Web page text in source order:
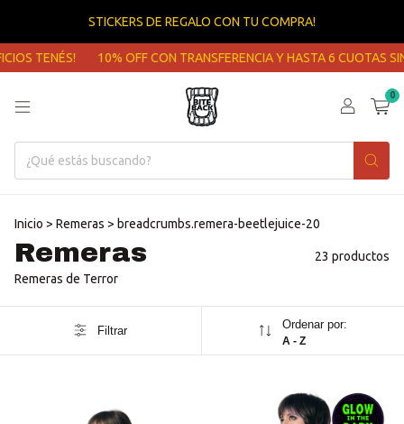
STICKERS DE REGALO CON TU COMPRA!
10% OFF CON TRANSFERENCIA Y HASTA 6 CUOTAS SIN
0
Inicio > Remeras > breadcrumbs.remera-beetlejuice-20
Remeras
23 productos
Remeras de Terror
Filtrar Ordenar por:
A - Z